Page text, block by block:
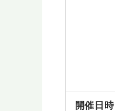
開催日時